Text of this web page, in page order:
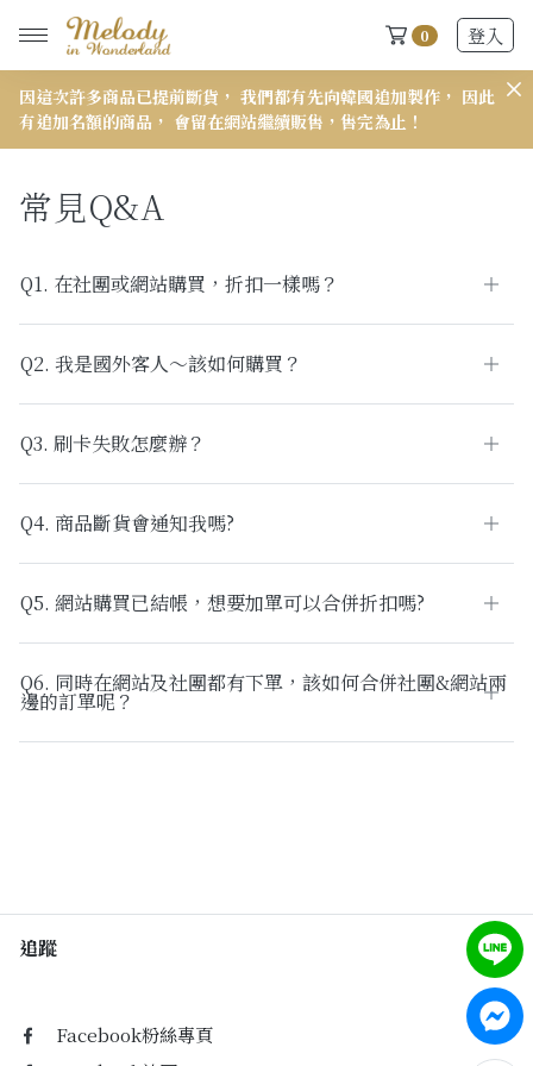
0 登入
New Arrivals
2026 S/S-03 盛夏新品
2026 S/S-02 最後現貨
2026 S/S-01 最後現貨
施華洛世奇水晶飾品區
Past Collections
全部
現貨專區-可快速出貨
C字頭商品- 防曬披肩/好穿內衣
訂單查詢
因這次許多商品已提前斷貨， 我們都有先向韓國追加製作， 因此
有追加名額的商品， 會留在網站繼續販售，售完為止！
常見Q&A
Q1. 在社團或網站購買，折扣一樣嗎？
Q2. 我是國外客人～該如何購買？
Q3. 刷卡失敗怎麼辦？
Q4. 商品斷貨會通知我嗎?
Q5. 網站購買已結帳，想要加單可以合併折扣嗎?
Q6. 同時在網站及社團都有下單，該如何合併社團&網站兩
邊的訂單呢？
追蹤
Facebook粉絲專頁